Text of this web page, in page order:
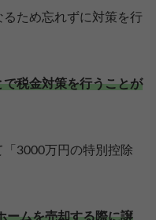
ため忘れずに対策を行
税金対策を行うことが
3000万円の特別控除
ームを売却する際に譲